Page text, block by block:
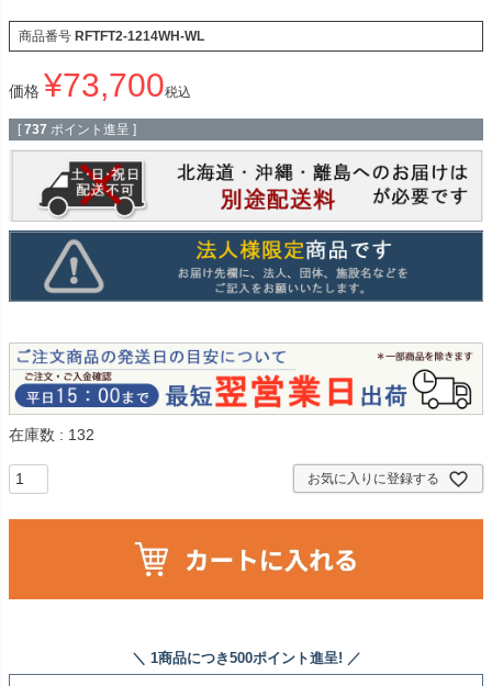
商品番号 RFTFT2-1214WH-WL
価格 ¥73,700税込
[ 737 ポイント進呈 ]
在庫数 132
お気に入りに登録する